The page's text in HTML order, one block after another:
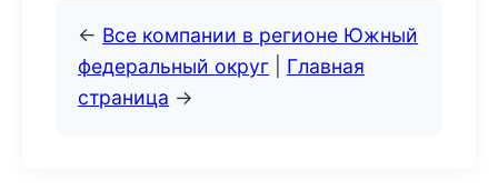
← Все компании в регионе Южный
федеральный округ
Главная
страница →